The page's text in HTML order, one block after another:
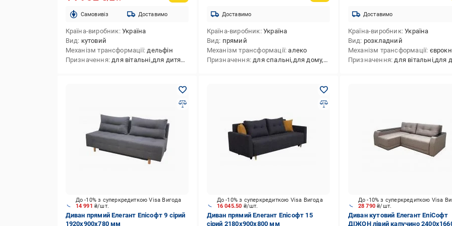
Cамовивіз Доставимо
Країна-виробник Україна
Вид кутовий
Механізм трансформації дельфін
Призначення для вітальні,для дитячої кімнати,для дому,для квартири
Доставимо
Країна-виробник Україна
Вид прямий
Механізм трансформації алеко
Призначення для спальні,для дому,для малогабаритних кімнат
Доставимо
Країна-виробник Україна
Вид розкладний
Механізм трансформації
Призначення для вітальні,для дому,для
14 991 ₴/шт.
До -10% з суперкредиткою Visa Вигода
Диван прямий Елегант Епісофт 9 сірий
1920x900x780 мм
16 045.50 ₴/шт.
До -10% з суперкредиткою Visa Вигода
Диван прямий Елегант Епісофт 15
сірий 2180x900x800 мм
28 790₴/шт.
До -10% з суперкредиткою Visa
Диван кутовий Елегант ЕпіСофт
ДІЖОН лівий капучино